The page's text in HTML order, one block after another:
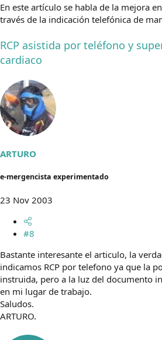
En este artículo se habla de la mejora
través de la indicación telefónica de
RCP asistida por teléfono y
cardiaco
ARTURO
e-mergencista experimentado
23 Nov 2003
#8
Bastante interesante el articulo, la
indicamos RCP por telefono ya que la
instruida, pero a la luz del documento
en mi lugar de trabajo.
Saludos.
ARTURO.